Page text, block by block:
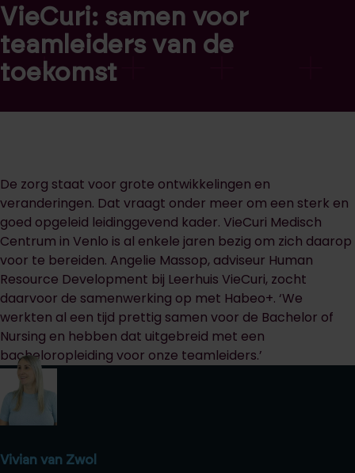
VieCuri: samen voor
teamleiders van de
toekomst
De zorg staat voor grote ontwikkelingen en
veranderingen. Dat vraagt onder meer om een sterk en
goed opgeleid leidinggevend kader. VieCuri Medisch
Centrum in Venlo is al enkele jaren bezig om zich daarop
voor te bereiden. Angelie Massop, adviseur Human
Resource Development bij Leerhuis VieCuri, zocht
daarvoor de samenwerking op met Habeo+. ‘We
werkten al een tijd prettig samen voor de Bachelor of
Nursing en hebben dat uitgebreid met een
bacheloropleiding voor onze teamleiders.’
Vivian van Zwol